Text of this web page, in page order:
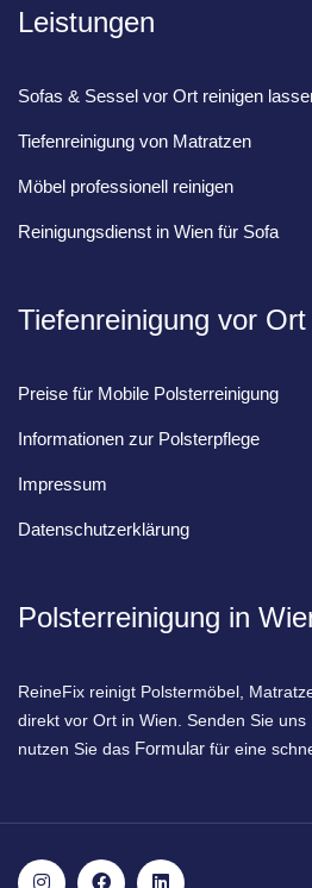
Leistungen
Sofas & Sessel vor Ort reinigen
Tiefenreinigung von Matratzen
Möbel professionell reinigen
Reinigungsdienst in Wien für Sofa
Tiefenreinigung vor Ort
Preise für Mobile Polsterreinigung
Informationen zur Polsterpflege
Impressum
Datenschutzerklärung
Polsterreinigung in
ReineFix reinigt Polstermöbel,
direkt vor Ort in Wien. Senden Sie uns
nutzen Sie das Formular für eine